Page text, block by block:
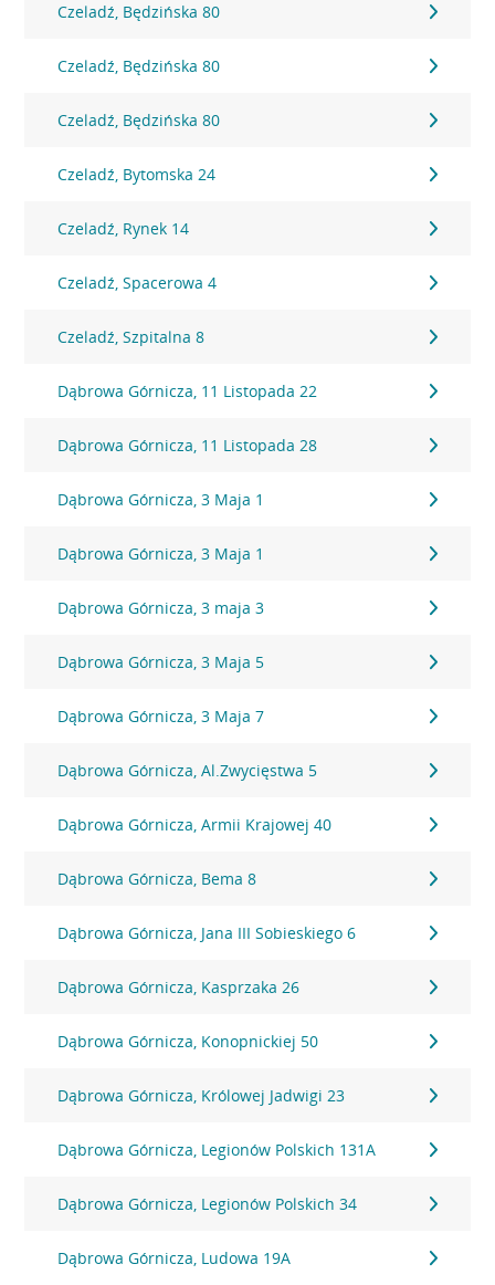
Czeladź, Będzińska 80
Czeladź, Będzińska 80
Czeladź, Będzińska 80
Czeladź, Bytomska 24
Czeladź, Rynek 14
Czeladź, Spacerowa 4
Czeladź, Szpitalna 8
Dąbrowa Górnicza, 11 Listopada 22
Dąbrowa Górnicza, 11 Listopada 28
Dąbrowa Górnicza, 3 Maja 1
Dąbrowa Górnicza, 3 Maja 1
Dąbrowa Górnicza, 3 maja 3
Dąbrowa Górnicza, 3 Maja 5
Dąbrowa Górnicza, 3 Maja 7
Dąbrowa Górnicza, Al.Zwycięstwa 5
Dąbrowa Górnicza, Armii Krajowej 40
Dąbrowa Górnicza, Bema 8
Dąbrowa Górnicza, Jana III Sobieskiego 6
Dąbrowa Górnicza, Kasprzaka 26
Dąbrowa Górnicza, Konopnickiej 50
Dąbrowa Górnicza, Królowej Jadwigi 23
Dąbrowa Górnicza, Legionów Polskich 131A
Dąbrowa Górnicza, Legionów Polskich 34
Dąbrowa Górnicza, Ludowa 19A